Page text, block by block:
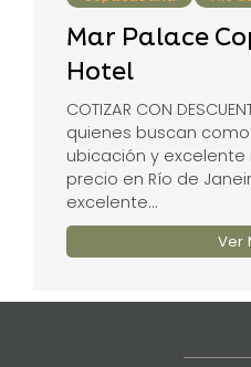
Mar Palace
Hotel
COTIZAR CON
quienes buscan
ubicación y
precio en Río de
excelente...
Ver